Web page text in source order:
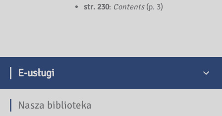
str. 230: Contents(p. 3)
E-usługi
Nasza biblioteka